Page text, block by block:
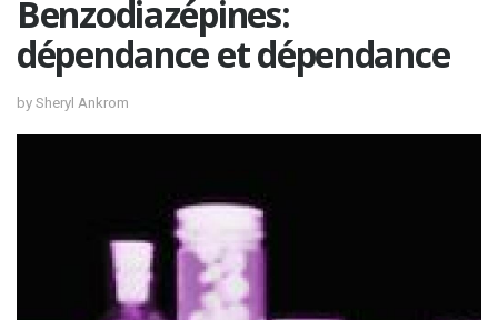
Benzodiazépines:
dépendance et dépendance
by Sheryl Ankrom